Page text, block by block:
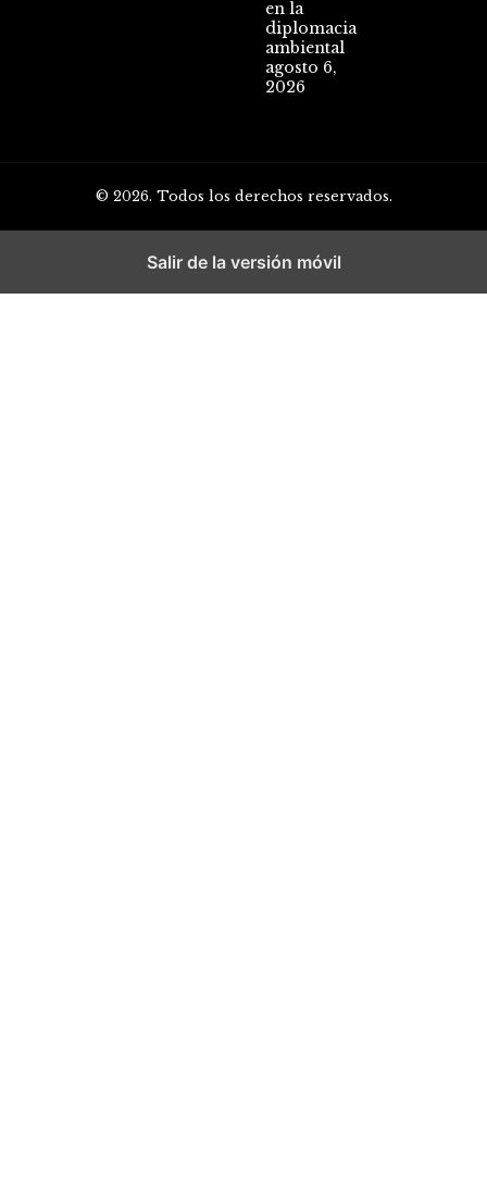
en la
diplomacia
ambiental
agosto 6,
2026
© 2026. Todos los derechos reservados.
Salir de la versión móvil